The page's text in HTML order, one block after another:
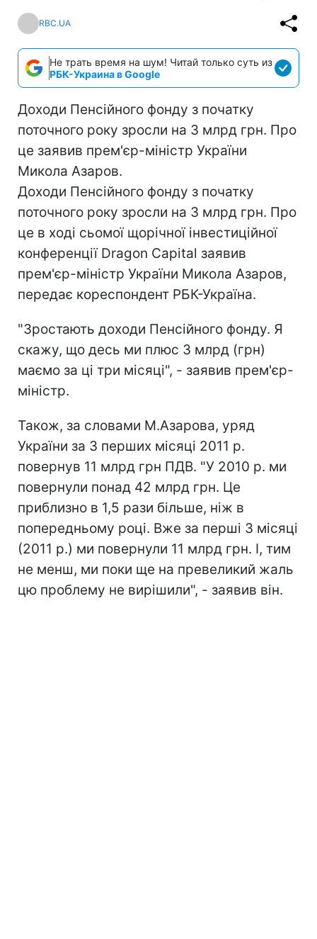
RBC.UA
Не трать время на шум! Читай только суть из
РБК-Украина в Google
Доходи Пенсійного фонду з початку
поточного року зросли на 3 млрд грн. Про
це заявив прем'єр-міністр України
Микола Азаров.
Доходи Пенсійного фонду з початку
поточного року зросли на 3 млрд грн. Про
це в ході сьомої щорічної інвестиційної
конференції Dragon Capital заявив
прем'єр-міністр України Микола Азаров,
передає кореспондент РБК-Україна.
"Зростають доходи Пенсійного фонду. Я
скажу, що десь ми плюс 3 млрд (грн)
маємо за ці три місяці", - заявив прем'єр-
міністр.
Також, за словами М.Азарова, уряд
України за 3 перших місяці 2011 р.
повернув 11 млрд грн ПДВ. "У 2010 р. ми
повернули понад 42 млрд грн. Це
приблизно в 1,5 рази більше, ніж в
попередньому році. Вже за перші 3 місяці
(2011 р.) ми повернули 11 млрд грн. І, тим
не менш, ми поки ще на превеликий жаль
цю проблему не вирішили", - заявив він.